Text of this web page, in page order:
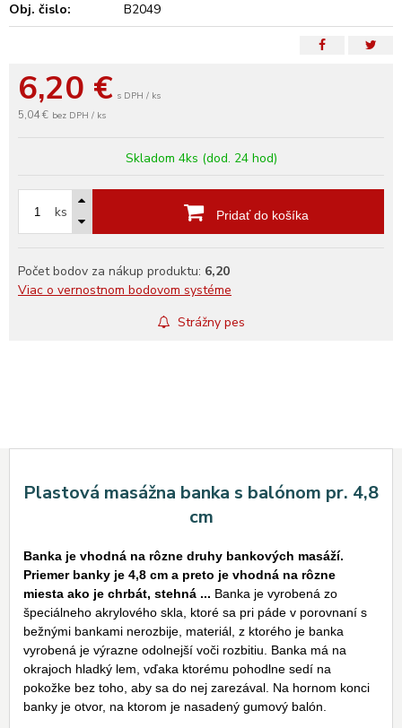
6,20 € s DPH / ks
5,04 € bez DPH / ks
Skladom 4ks (dod. 24 hod)
ks Pridať do košíka
Počet bodov za nákup produktu: 6,20
Viac o vernostnom bodovom systéme
Strážny pes
Obj. čislo: B2049
Plastová masážna banka s balónom pr. 4,8
cm
Banka je vhodná na rôzne druhy bankových masáží.
Priemer banky je 4,8 cm a preto je vhodná na rôzne
miesta ako je chrbát, stehná ... Banka je vyrobená zo
špeciálneho akrylového skla, ktoré sa pri páde v porovnaní s
bežnými bankami nerozbije, materiál, z ktorého je banka
vyrobená je výrazne odolnejší voči rozbitiu. Banka má na
okrajoch hladký lem, vďaka ktorému pohodlne sedí na
pokožke bez toho, aby sa do nej zarezával. Na hornom konci
banky je otvor, na ktorom je nasadený gumový balón.